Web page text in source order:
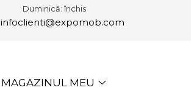
Duminică: închis
infoclienti@expomob.com
MAGAZINUL MEU